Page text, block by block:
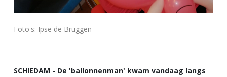
Foto's: Ipse de Bruggen
SCHIEDAM - De 'ballonnenman' kwam vandaag langs